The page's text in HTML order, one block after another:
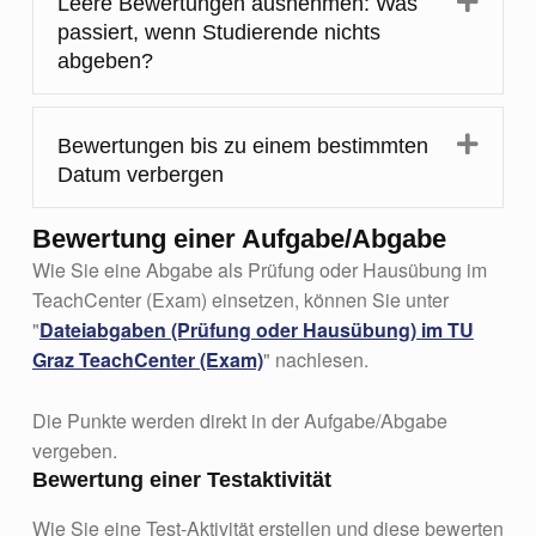
passiert, wenn Studierende nichts
abgeben?
Bewertungen bis zu einem bestimmten
Datum verbergen
Bewertung einer Aufgabe/Abgabe
Wie Sie eine Abgabe als Prüfung oder Hausübung im
TeachCenter (Exam) einsetzen, können Sie unter
"Dateiabgaben (Prüfung oder Hausübung) im TU
Graz TeachCenter (Exam)" nachlesen.
Die Punkte werden direkt in der Aufgabe/Abgabe
vergeben.
Bewertung einer Testaktivität
Wie Sie eine Test-Aktivität erstellen und diese bewerten